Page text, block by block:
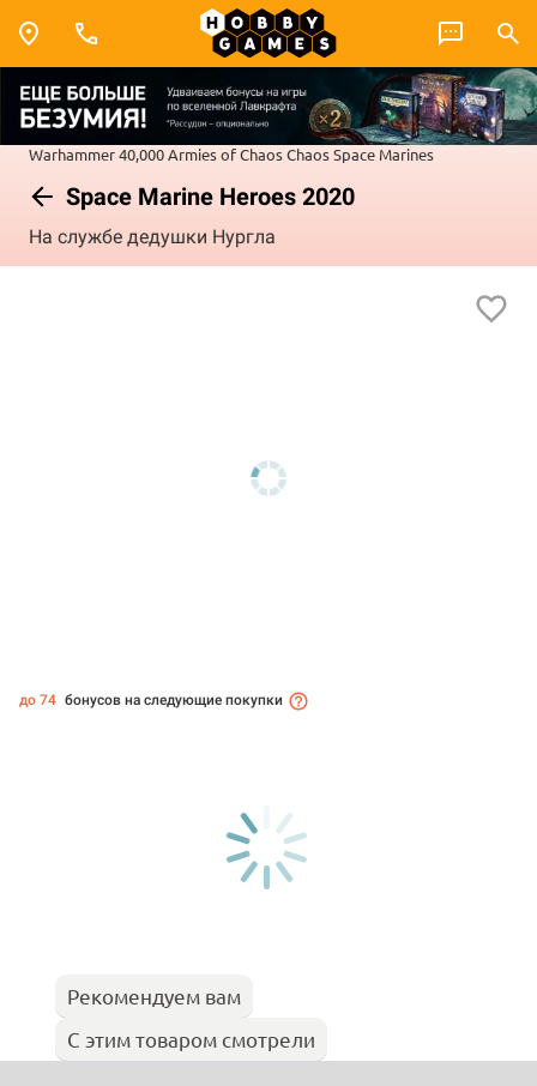
Warhammer 40,000Armies of ChaosChaos Space Marines
Space Marine Heroes 2020
На службе дедушки Нургла
до 74 бонусов на следующие покупки
Рекомендуем вам
С этим товаром смотрели